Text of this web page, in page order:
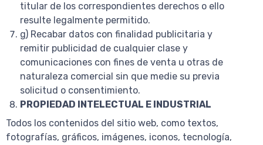
titular de los correspondientes derechos o ello
resulte legalmente permitido.
g) Recabar datos con finalidad publicitaria y
remitir publicidad de cualquier clase y
comunicaciones con fines de venta u otras de
naturaleza comercial sin que medie su previa
solicitud o consentimiento.
PROPIEDAD INTELECTUAL E INDUSTRIAL
Todos los contenidos del sitio web, como textos,
fotografías, gráficos, imágenes, iconos, tecnología,